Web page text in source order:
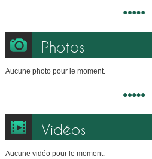
Photos
Aucune photo pour le moment.
Vidéos
Aucune vidéo pour le moment.